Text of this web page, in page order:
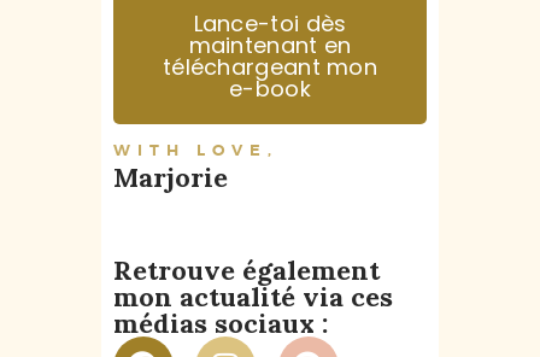
Lance-toi dès
maintenant en
téléchargeant mon
e-book
WITH LOVE,
Marjorie
Retrouve également
mon actualité via ces
médias sociaux :